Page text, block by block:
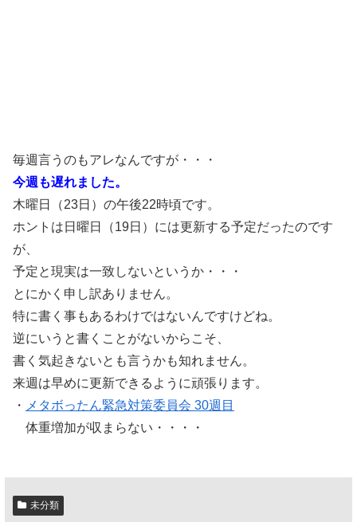
毎週言うのもアレなんですが・・・
今週も遅れました。
木曜日（23日）の午後22時頃です。
ホントは日曜日（19日）には更新する予定だったのです
が、
予定と現実は一致しないというか・・・
とにかく申し訳ありません。
特に書く事もあるわけではないんですけどね。
逆にいうと書くことがないからこそ、
書く気起きないとも言うかも知れません。
来週は早めに更新できるように頑張ります。
・ メタボったん緊急対策委員会 30週目
体重増加が収まらない・・・・
未分類